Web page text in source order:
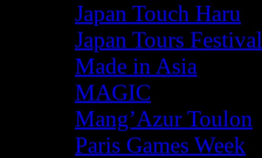
Japan Touch Haru
Japan Tours Festival
Made in Asia
MAGIC
Mang’Azur Toulon
Paris Games Week